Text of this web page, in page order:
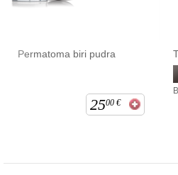
Permatoma biri pudra
2500 €